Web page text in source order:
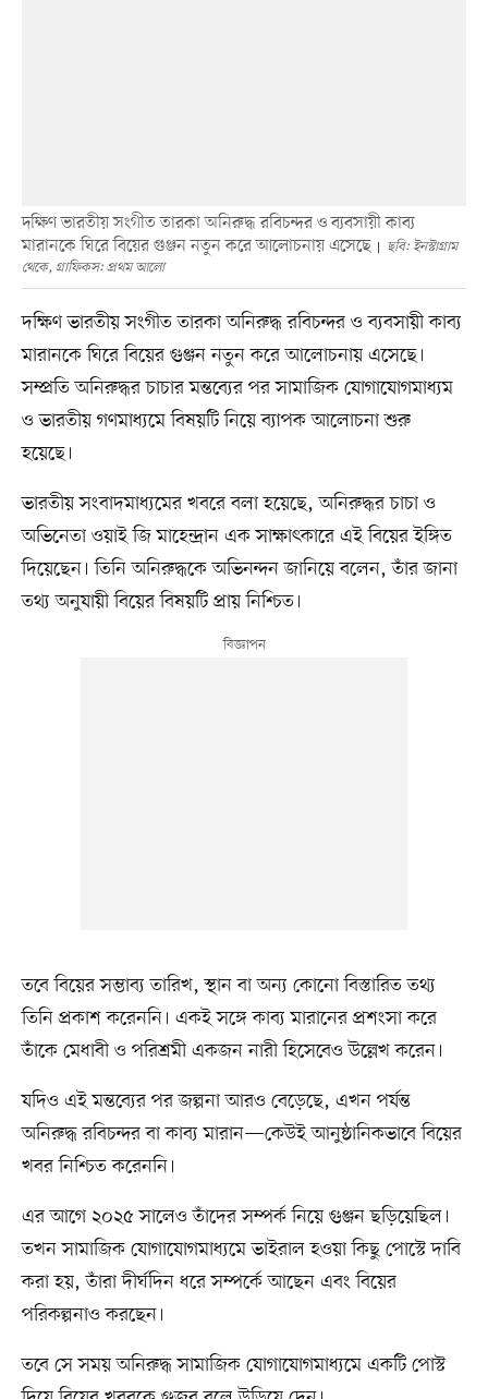
দক্ষিণ ভারতীয় সংগীত তারকা অনিরুদ্ধ রবিচন্দর ও ব্যবসায়ী কাব্য
মারানকে ঘিরে বিয়ের গুঞ্জন নতুন করে আলোচনায় এসেছে
ছবি: ইনস্টাগ্রাম
থেকে, গ্রাফিকস: প্রথম আলো
দক্ষিণ ভারতীয় সংগীত তারকা অনিরুদ্ধ রবিচন্দর ও ব্যবসায়ী কাব্য
মারানকে ঘিরে বিয়ের গুঞ্জন নতুন করে আলোচনায় এসেছে।
সম্প্রতি অনিরুদ্ধর চাচার মন্তব্যের পর সামাজিক যোগাযোগমাধ্যম
ও ভারতীয় গণমাধ্যমে বিষয়টি নিয়ে ব্যাপক আলোচনা শুরু
হয়েছে।
ভারতীয় সংবাদমাধ্যমের খবরে বলা হয়েছে, অনিরুদ্ধর চাচা ও
অভিনেতা ওয়াই জি মাহেন্দ্রান এক সাক্ষাৎকারে এই বিয়ের ইঙ্গিত
দিয়েছেন। তিনি অনিরুদ্ধকে অভিনন্দন জানিয়ে বলেন, তাঁর জানা
তথ্য অনুযায়ী বিয়ের বিষয়টি প্রায় নিশ্চিত।
তবে বিয়ের সম্ভাব্য তারিখ, স্থান বা অন্য কোনো বিস্তারিত তথ্য
তিনি প্রকাশ করেননি। একই সঙ্গে কাব্য মারানের প্রশংসা করে
তাঁকে মেধাবী ও পরিশ্রমী একজন নারী হিসেবেও উল্লেখ করেন।
যদিও এই মন্তব্যের পর জল্পনা আরও বেড়েছে, এখন পর্যন্ত
অনিরুদ্ধ রবিচন্দর বা কাব্য মারান—কেউই আনুষ্ঠানিকভাবে বিয়ের
খবর নিশ্চিত করেননি।
এর আগে ২০২৫ সালেও তাঁদের সম্পর্ক নিয়ে গুঞ্জন ছড়িয়েছিল।
তখন সামাজিক যোগাযোগমাধ্যমে ভাইরাল হওয়া কিছু পোস্টে দাবি
করা হয়, তাঁরা দীর্ঘদিন ধরে সম্পর্কে আছেন এবং বিয়ের
পরিকল্পনাও করছেন।
তবে সে সময় অনিরুদ্ধ সামাজিক যোগাযোগমাধ্যমে একটি পোস্ট